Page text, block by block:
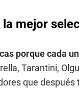
mejor
porque cada
Tarantini,
que